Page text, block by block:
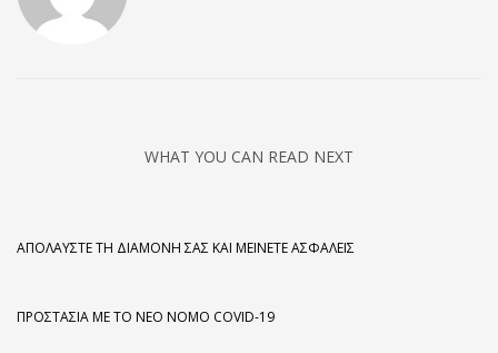
WHAT YOU CAN READ NEXT
ΑΠΟΛΑΎΣΤΕ ΤΗ ΔΙΑΜΟΝΉ ΣΑΣ ΚΑΙ ΜΕΊΝΕΤΕ ΑΣΦΑΛΕΊΣ
ΠΡΟΣΤΑΣΊΑ ΜΕ ΤΟ ΝΈΟ ΝΌΜΟ COVID-19